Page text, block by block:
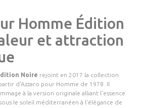
Homme Édition
et attraction
Noire rejoint en 2017 la collection
d'Azzaro pour Homme de 1978. Il
à la version originale alliant l'essence
le soleil méditerranéen à l'élégance de